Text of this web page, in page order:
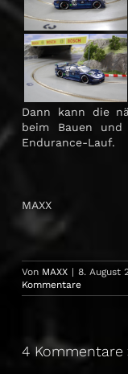
Dann kann die
beim Bauen und
Endurance-Lauf.
MAXX
Von MAXX | 8. August
Kommentare
4 Kommentare